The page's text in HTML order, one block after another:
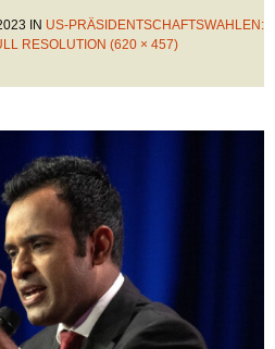
IN US-PRÄSIDENTSCHAFTSWAHLEN:
RESOLUTION (620 × 457)